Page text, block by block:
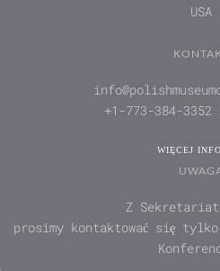
USA
+1-773-384-
WIĘCEJ INFO
Z
prosimy kontaktować się